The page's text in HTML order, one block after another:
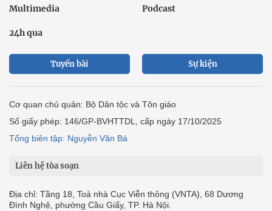
Multimedia Podcast
24h qua
Tuyến bài Sự kiện
Cơ quan chủ quản: Bộ Dân tộc và Tôn giáo
Số giấy phép: 146/GP-BVHTTDL, cấp ngày 17/10/2025
Tổng biên tập: Nguyễn Văn Bá
Liên hệ tòa soạn
Địa chỉ: Tầng 18, Toà nhà Cục Viễn thông (VNTA), 68 Dương
Đình Nghệ, phường Cầu Giấy, TP. Hà Nội.